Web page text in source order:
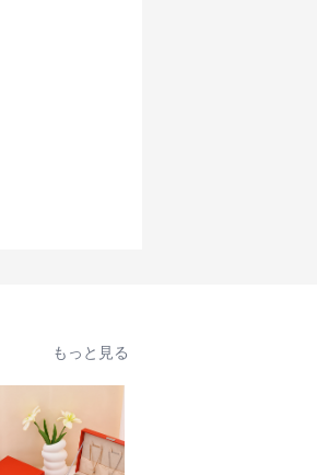
もっと見る